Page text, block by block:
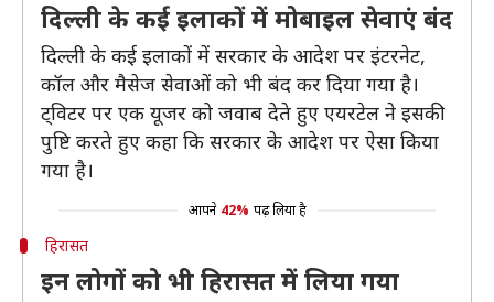
दिल्ली के कई इलाकों में मोबाइल सेवाएं बंद
दिल्ली के कई इलाकों में सरकार के आदेश पर इंटरनेट,
कॉल और मैसेज सेवाओं को भी बंद कर दिया गया है।
ट्विटर पर एक यूजर को जवाब देते हुए एयरटेल ने इसकी
पुष्टि करते हुए कहा कि सरकार के आदेश पर ऐसा किया
गया है।
आपने 42% पढ़ लिया है
हिरासत
इन लोगों को भी हिरासत में लिया गया